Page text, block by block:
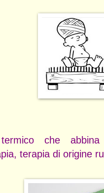
che abbina
terapia di origine